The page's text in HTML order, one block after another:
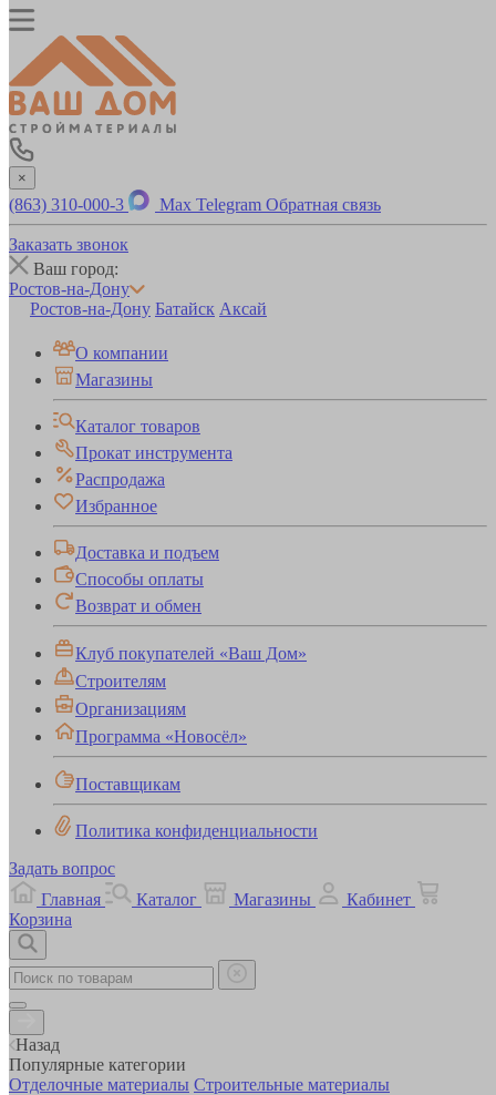
×
(863) 310-000-3 Max Telegram Обратная связь
Заказать звонок
Ваш город:
Ростов-на-Дону
Ростов-на-Дону Батайск Аксай
О компании
Магазины
Каталог товаров
Прокат инструмента
Распродажа
Избранное
Доставка и подъем
Способы оплаты
Возврат и обмен
Клуб покупателей «Ваш Дом»
Строителям
Организациям
Программа «Новосёл»
Поставщикам
Политика конфиденциальности
Задать вопрос
Главная
Каталог Магазины
Кабинет
Корзина
Назад
Популярные категории
Отделочные материалы Строительные материалы